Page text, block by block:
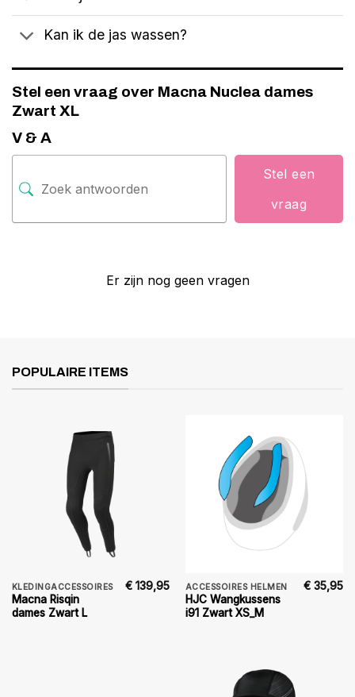
Kan ik de jas wassen?
Stel een vraag over Macna Nuclea dames
Zwart XL
V & A
Stel een
vraag
Er zijn nog geen vragen
POPULAIRE ITEMS
KLEDINGACCESSOIRES
Macna Risqin
dames Zwart L
€ 139,95 ACCESSOIRES HELMEN
HJC Wangkussens
i91 Zwart XS_M
€ 35,95